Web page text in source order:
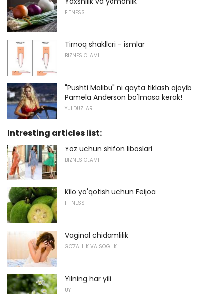
FITNESS
Tirnoq shakllari - ismlar
BIZNES OLAMI
"Pushti Malibu" ni qayta tiklash ajoyib
Pamela Anderson bo'lmasa kerak!
YULDUZLAR
Intresting articles list:
Yoz uchun shifon liboslari
BIZNES OLAMI
Kilo yo'qotish uchun Feijoa
FITNESS
Vaginal chidamlilik
GO'ZALLIK VA SO'GLIK
Yilning har yili
UY